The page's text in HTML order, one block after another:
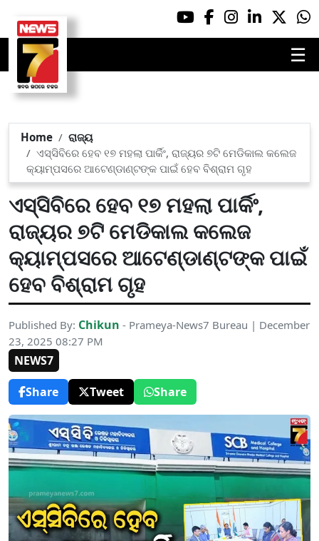
☰
Home
ରାଜ୍ୟ
ଏସ୍‌ସିବିରେ ହେବ ୧୭ ମହଲା ପାର୍କିଂ, ରାଜ୍ୟର ୭ଟି ମେଡିକାଲ କଲେଜ
କ୍ୟାମ୍ପସରେ ଆଟେଣ୍ଡାଣ୍ଟଙ୍କ ପାଇଁ ହେବ ବିଶ୍ରାମ ଗୃହ
ଏସ୍‌ସିବିରେ ହେବ ୧୭ ମହଲା ପାର୍କିଂ,
ରାଜ୍ୟର ୭ଟି ମେଡିକାଲ କଲେଜ
କ୍ୟାମ୍ପସରେ ଆଟେଣ୍ଡାଣ୍ଟଙ୍କ ପାଇଁ
ହେବ ବିଶ୍ରାମ ଗୃହ
Published By: Chikun - Prameya-News7 Bureau | December
23, 2025 08:27 PM
NEWS7
Share
Tweet Share